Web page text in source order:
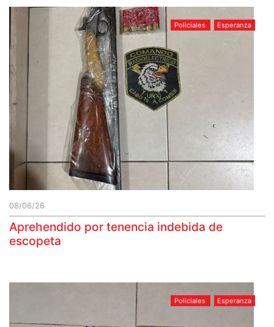
Policiales Esperanza
08/06/26
Aprehendido por tenencia indebida de
escopeta
Policiales Esperanza